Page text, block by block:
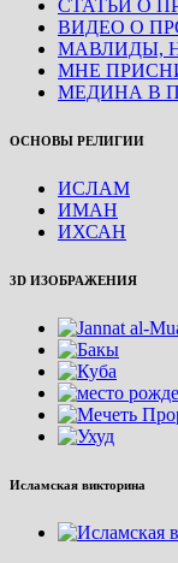
СТАТЬИ О
ВИДЕО О
МАВЛИДЫ,
МНЕ
МЕДИНА В
ОСНОВЫ РЕЛИГИИ
ИСЛАМ
ИМАН
ИХСАН
3D ИЗОБРАЖЕНИЯ
Исламская викторина